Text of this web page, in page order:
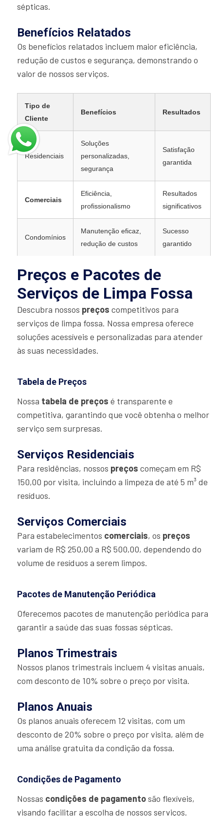
sépticas.
Benefícios Relatados
Os benefícios relatados incluem maior eficiência,
redução de custos e segurança, demonstrando o
valor de nossos serviços.
Tipo de
Cliente
Benefícios Resultados
Residenciais
Soluções
personalizadas,
segurança
Satisfação
garantida
Comerciais
Eficiência,
profissionalismo
Resultados
significativos
Condomínios
Manutenção eficaz,
redução de custos
Sucesso
garantido
Preços e Pacotes de
Serviços de Limpa Fossa
Descubra nossos preços competitivos para
serviços de limpa fossa. Nossa empresa oferece
soluções acessíveis e personalizadas para atender
às suas necessidades.
Tabela de Preços
Nossa tabela de preços é transparente e
competitiva, garantindo que você obtenha o melhor
serviço sem surpresas.
Serviços Residenciais
Para residências, nossos preços começam em R$
150,00 por visita, incluindo a limpeza de até 5 m³ de
resíduos.
Serviços Comerciais
Para estabelecimentos comerciais, os preços
variam de R$ 250,00 a R$ 500,00, dependendo do
volume de resíduos a serem limpos.
Pacotes de Manutenção Periódica
Oferecemos pacotes de manutenção periódica para
garantir a saúde das suas fossas sépticas.
Planos Trimestrais
Nossos planos trimestrais incluem 4 visitas anuais,
com desconto de 10% sobre o preço por visita.
Planos Anuais
Os planos anuais oferecem 12 visitas, com um
desconto de 20% sobre o preço por visita, além de
uma análise gratuita da condição da fossa.
Condições de Pagamento
Nossas condições de pagamentosão flexíveis,
visando facilitar a escolha de nossos serviços.